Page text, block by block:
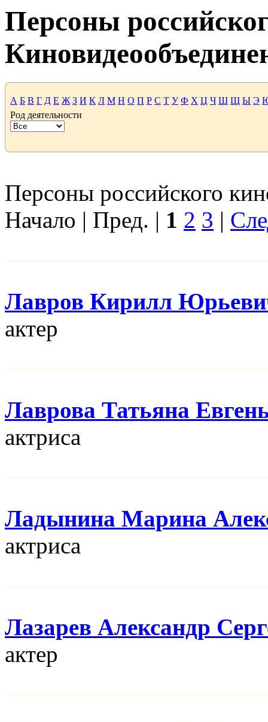
Персоны
А Б В Г Д Е Ж З И К Л М Н О П Р С Т У Ф Х Ц Ч Ш Щ Ы Э
Род деятельности
Персоны российского
Начало | Пред. | 1 2 3 |
Лавров Кирилл
актер
Лаврова Татьяна
актриса
Ладынина Марина
актриса
Лазарев Александр
актер